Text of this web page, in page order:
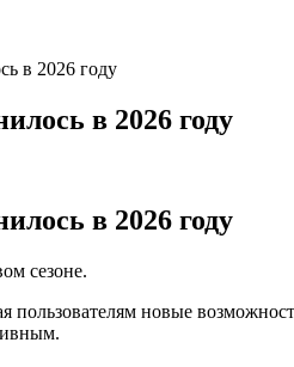
в 2026 году
в 2026 году
в 2026 году
сезоне.
пользователям новые